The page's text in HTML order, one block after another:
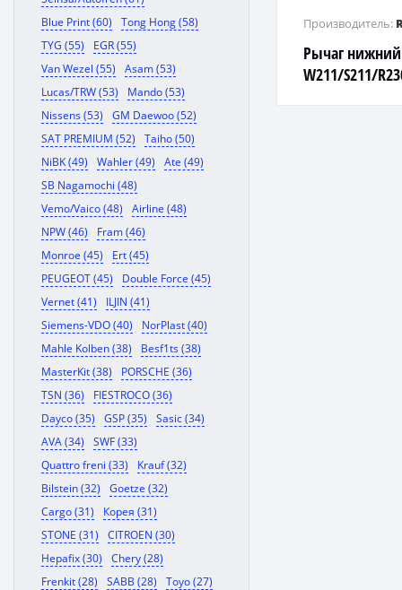
Blue Print (60)
Tong Hong (58)
TYG (55)
EGR (55)
Van Wezel (55)
Asam (53)
Lucas/TRW (53)
Mando (53)
Nissens (53)
GM Daewoo (52)
SAT PREMIUM (52)
Taiho (50)
NiBK (49)
Wahler (49)
Ate (49)
SB Nagamochi (48)
Vemo/Vaico (48)
Airline (48)
NPW (46)
Fram (46)
Monroe (45)
Ert (45)
PEUGEOT (45)
Double Force (45)
Vernet (41)
ILJIN (41)
Siemens-VDO (40)
NorPlast (40)
Mahle Kolben (38)
Besf1ts (38)
MasterKit (38)
PORSCHE (36)
TSN (36)
FIESTROCO (36)
Dayco (35)
GSP (35)
Sasic (34)
AVA (34)
SWF (33)
Quattro freni (33)
Krauf (32)
Bilstein (32)
Goetze (32)
Cargo (31)
Корея (31)
STONE (31)
CITROEN (30)
Hepafix (30)
Chery (28)
Frenkit (28)
SABB (28)
Toyo (27)
Рычаг
W211/S211/
Производитель: